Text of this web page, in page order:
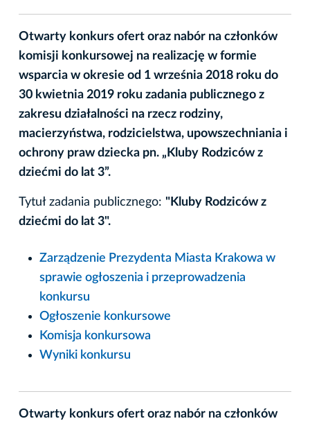
Otwarty konkurs ofert oraz nabór na członków
komisji konkursowej na realizację w formie
wsparcia w okresie od 1 września 2018 roku do
30 kwietnia 2019 roku zadania publicznego z
zakresu działalności na rzecz rodziny,
macierzyństwa, rodzicielstwa, upowszechniania i
ochrony praw dziecka pn. „Kluby Rodziców z
dziećmi do lat 3”.
Tytuł zadania publicznego: "Kluby Rodziców z
dziećmi do lat 3".
Zarządzenie Prezydenta Miasta Krakowa w
sprawie ogłoszenia i przeprowadzenia
konkursu
Ogłoszenie konkursowe
Komisja konkursowa
Wyniki konkursu
Otwarty konkurs ofert oraz nabór na członków